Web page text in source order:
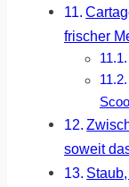
frischer
soweit